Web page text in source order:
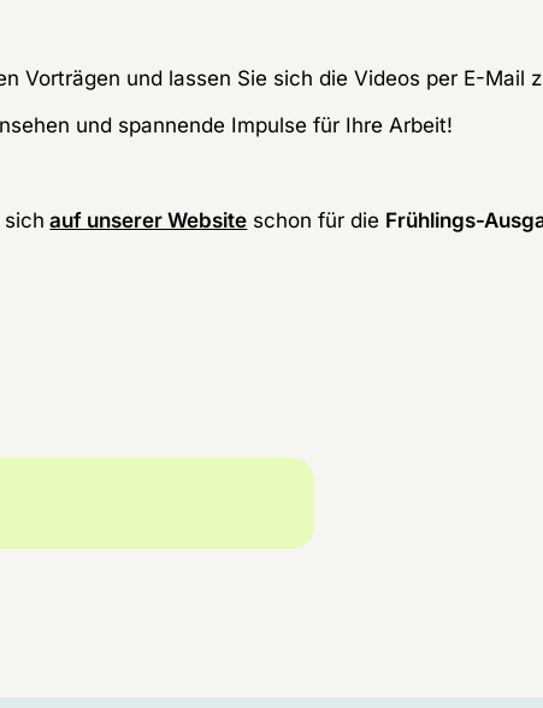
Vorträgen und lassen Sie sich die Videos per E-Mail
und spannende Impulse für Ihre Arbeit!
sich auf unserer Website schon für die Frühlings-